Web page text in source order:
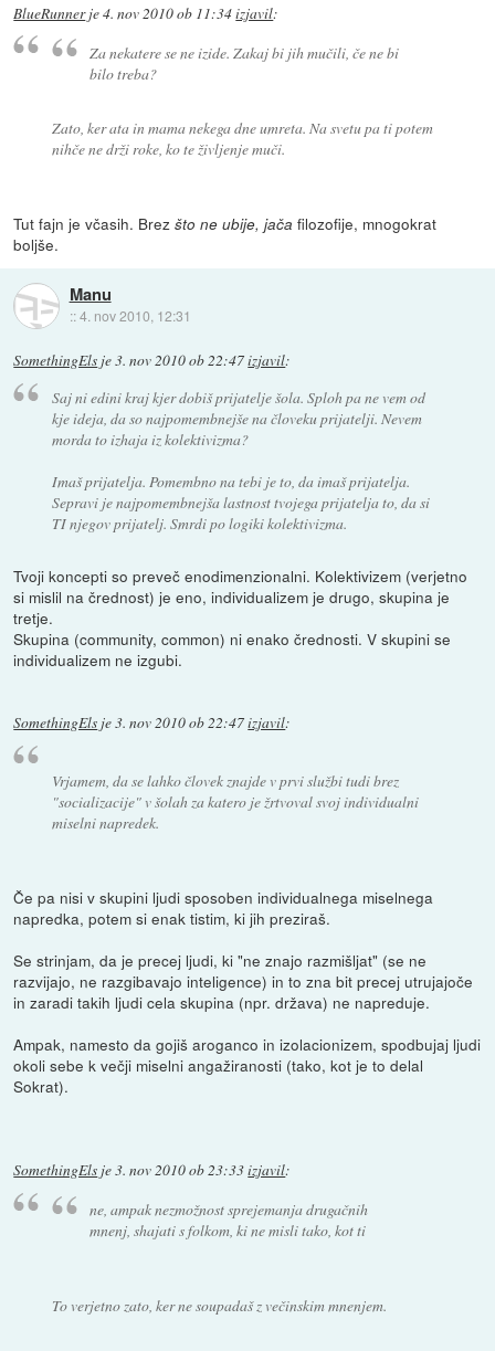
BlueRunnerje4. nov 2010 ob 11:34izjavil:
Za nekatere se ne izide. Zakaj bi jih mučili, če ne bi
bilo treba?
Zato, ker ata in mama nekega dne umreta. Na svetu pa ti potem
nihče ne drži roke, ko te življenje muči.
Tut fajn je včasih. Brezšto ne ubije, jača filozofije, mnogokrat
boljše.
Manu
::4. nov 2010, 12:31
SomethingEls je3. nov 2010 ob 22:47izjavil:
Saj ni edini kraj kjer dobiš prijatelje šola. Sploh pa ne vem od
kje ideja, da so najpomembnejše na človeku prijatelji. Nevem
morda to izhaja iz kolektivizma?
Imaš prijatelja. Pomembno na tebi je to, da imaš prijatelja.
Sepravi je najpomembnejša lastnost tvojega prijatelja to, da si
TI njegov prijatelj. Smrdi po logiki kolektivizma.
Tvoji koncepti so preveč enodimenzionalni. Kolektivizem (verjetno
si mislil na črednost) je eno, individualizem je drugo, skupina je
tretje.
Skupina (community, common) ni enako črednosti. V skupini se
individualizem ne izgubi.
SomethingEls je3. nov 2010 ob 22:47izjavil:
Vrjamem, da se lahko človek znajde v prvi službi tudi brez
"socializacije" v šolah za katero je žrtvoval svoj individualni
miselni napredek.
Če pa nisi v skupini ljudi sposoben individualnega miselnega
napredka, potem si enak tistim, ki jih preziraš.
Se strinjam, da je precej ljudi, ki "ne znajo razmišljat" (se ne
razvijajo, ne razgibavajo inteligence) in to zna bit precej utrujajoče
in zaradi takih ljudi cela skupina (npr. država) ne napreduje.
Ampak, namesto da gojiš aroganco in izolacionizem, spodbujaj ljudi
okoli sebe k večji miselni angažiranosti (tako, kot je to delal
Sokrat).
SomethingEls je3. nov 2010 ob 23:33izjavil:
ne, ampak nezmožnost sprejemanja drugačnih
mnenj, shajati s folkom, ki ne misli tako, kot ti
To verjetno zato, ker ne soupadaš z večinskim mnenjem.